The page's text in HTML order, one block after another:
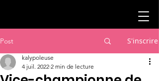
Post S'inscrire
kalypoleuse
4 juil. 2022 2 min de lecture